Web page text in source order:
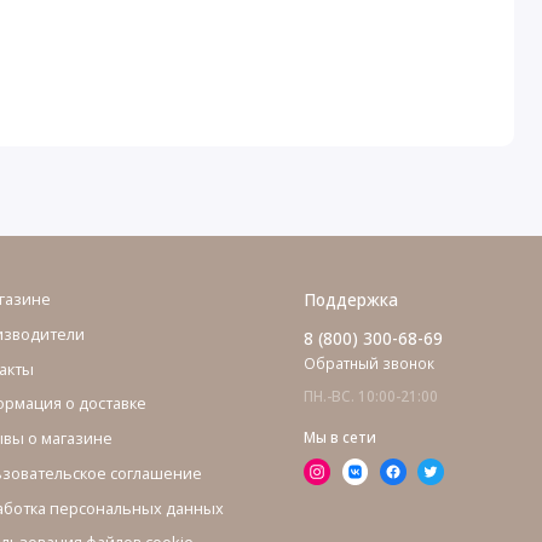
о доставке
о магазине
соглашение
персональных данных
Поддержка
8 (800) 300-68-69
Обратный звонок
ПН.-ВС. 10:00-21:00
Мы в сети